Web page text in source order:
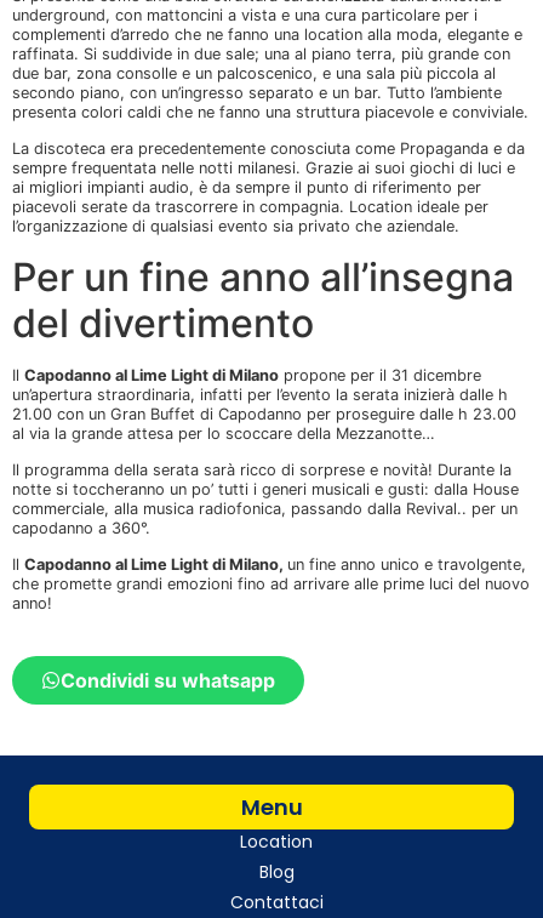
underground, con mattoncini a vista e una cura particolare per i
complementi d’arredo che ne fanno una location alla moda, elegante e
raffinata. Si suddivide in due sale; una al piano terra, più grande con
due bar, zona consolle e un palcoscenico, e una sala più piccola al
secondo piano, con un’ingresso separato e un bar. Tutto l’ambiente
presenta colori caldi che ne fanno una struttura piacevole e conviviale.
La discoteca era precedentemente conosciuta come Propaganda e da
sempre frequentata nelle notti milanesi. Grazie ai suoi giochi di luci e
ai migliori impianti audio, è da sempre il punto di riferimento per
piacevoli serate da trascorrere in compagnia. Location ideale per
l’organizzazione di qualsiasi evento sia privato che aziendale.
Per un fine anno all’insegna
del divertimento
Il Capodanno al Lime Light di Milano propone per il 31 dicembre
un’apertura straordinaria, infatti per l’evento la serata inizierà dalle h
21.00 con un Gran Buffet di Capodanno per proseguire dalle h 23.00
al via la grande attesa per lo scoccare della Mezzanotte…
Il programma della serata sarà ricco di sorprese e novità! Durante la
notte si toccheranno un po’ tutti i generi musicali e gusti: dalla House
commerciale, alla musica radiofonica, passando dalla Revival.. per un
capodanno a 360°.
Il Capodanno al Lime Light di Milano, un fine anno unico e travolgente,
che promette grandi emozioni fino ad arrivare alle prime luci del nuovo
anno!
Condividi su whatsapp
Menu
Location
Blog
Contattaci